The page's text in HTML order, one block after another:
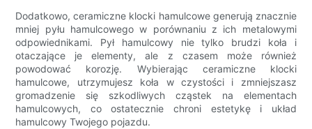
Dodatkowo, ceramiczne klocki hamulcowe generują znacznie
mniej pyłu hamulcowego w porównaniu z ich metalowymi
odpowiednikami. Pył hamulcowy nie tylko brudzi koła i
otaczające je elementy, ale z czasem może również
powodować korozję. Wybierając ceramiczne klocki
hamulcowe, utrzymujesz koła w czystości i zmniejszasz
gromadzenie się szkodliwych cząstek na elementach
hamulcowych, co ostatecznie chroni estetykę i układ
hamulcowy Twojego pojazdu.